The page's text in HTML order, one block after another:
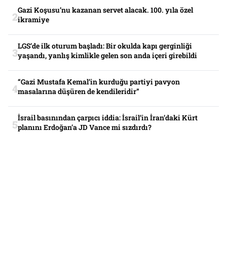
Gazi Koşusu’nu kazanan servet alacak. 100. yıla özel
ikramiye
LGS’de ilk oturum başladı: Bir okulda kapı gerginliği
yaşandı, yanlış kimlikle gelen son anda içeri girebildi
“Gazi Mustafa Kemal’in kurduğu partiyi pavyon
masalarına düşüren de kendileridir”
İsrail basınından çarpıcı iddia: İsrail’in İran’daki Kürt
planını Erdoğan’a JD Vance mi sızdırdı?